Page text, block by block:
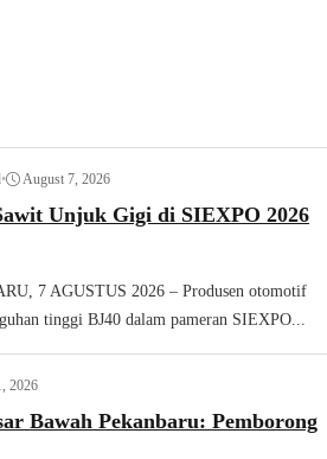
• August 7, 2026
Unjuk Gigi di SIEXPO 2026
7 AGUSTUS 2026 – Produsen otomotif
tinggi BJ40 dalam pameran SIEXPO...
2026
Bawah Pekanbaru: Pemborong